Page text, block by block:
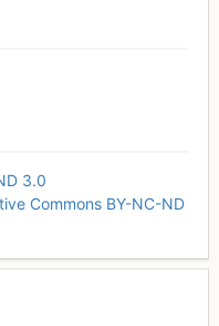
3.0
Commons BY-NC-ND